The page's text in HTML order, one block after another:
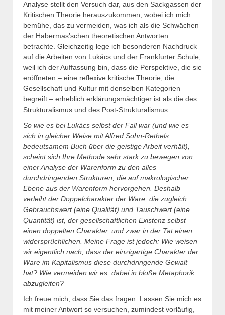
Analyse stellt den Versuch dar, aus den Sackgassen der
Kritischen Theorie herauszukommen, wobei ich mich
bemühe, das zu vermeiden, was ich als die Schwächen
der Habermas’schen theoretischen Antworten
betrachte. Gleichzeitig lege ich besonderen Nachdruck
auf die Arbeiten von Lukács und der Frankfurter Schule,
weil ich der Auffassung bin, dass die Perspektive, die sie
eröffneten – eine reflexive kritische Theorie, die
Gesellschaft und Kultur mit denselben Kategorien
begreift – erheblich erklärungsmächtiger ist als die des
Strukturalismus und des Post-Strukturalismus.
So wie es bei Lukács selbst der Fall war (und wie es
sich in gleicher Weise mit Alfred Sohn-Rethels
bedeutsamem Buch über die geistige Arbeit verhält),
scheint sich Ihre Methode sehr stark zu bewegen von
einer Analyse der Warenform zu den alles
durchdringenden Strukturen, die auf makrologischer
Ebene aus der Warenform hervorgehen. Deshalb
verleiht der Doppelcharakter der Ware, die zugleich
Gebrauchswert (eine Qualität) und Tauschwert (eine
Quantität) ist, der gesellschaftlichen Existenz selbst
einen doppelten Charakter, und zwar in der Tat einen
widersprüchlichen. Meine Frage ist jedoch: Wie weisen
wir eigentlich nach, dass der einzigartige Charakter der
Ware im Kapitalismus diese durchdringende Gewalt
hat? Wie vermeiden wir es, dabei in bloße Metaphorik
abzugleiten?
Ich freue mich, dass Sie das fragen. Lassen Sie mich es
mit meiner Antwort so versuchen, zumindest vorläufig,